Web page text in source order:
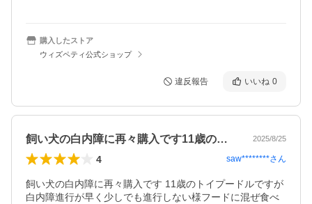
購入したストア
ウィズペティ公式ショップ
違反報告 いいね 0
飼い犬の白内障に再々購入です11歳のト… 2025/8/25
4 saw********さん
飼い犬の白内障に再々購入です 11歳のトイプードルですが
白内障進行が早く少しでも進行しない様フードに混ぜ食べ